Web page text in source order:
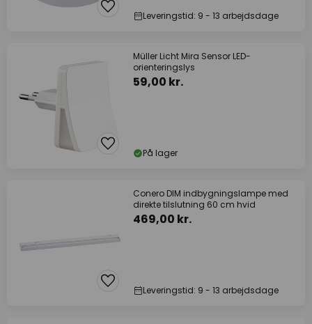
Leveringstid: 9 - 13 arbejdsdage
Müller Licht Mira Sensor LED-
orienteringslys
59,00 kr.
På lager
Conero DIM indbygningslampe med
direkte tilslutning 60 cm hvid
469,00 kr.
Leveringstid: 9 - 13 arbejdsdage